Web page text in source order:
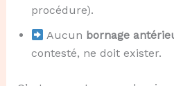
procédure).
Aucun bornage
contesté, ne doit exister.